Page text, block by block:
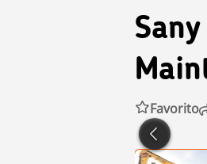
Sany
Favorito